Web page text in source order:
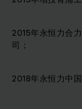
2015年永恒力合
司；
2018年永恒力中